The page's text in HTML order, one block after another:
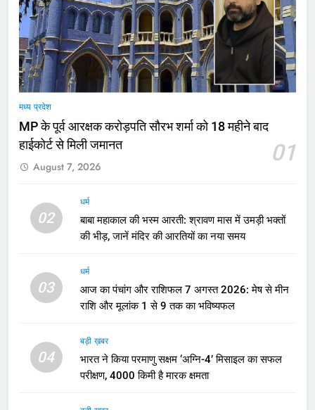
मध्य प्रदेश
MP के पूर्व आरक्षक करोड़पति सौरभ शर्मा को 18 महीने बाद
हाईकोर्ट से मिली जमानत
01
August 7, 2026
02
धर्म
बाबा महाकाल की भस्म आरती: श्रावण मास में उमड़ी भक्तों
की भीड़, जानें मंदिर की आरतियों का नया समय
03
धर्म
आज का पंचांग और राशिफल 7 अगस्त 2026: मेष से मीन
राशि और मूलांक 1 से 9 तक का भविष्यफल
04
बड़ी ख़बर
भारत ने किया परमाणु सक्षम ‘अग्नि-4’ मिसाइल का सफल
परीक्षण, 4000 किमी है मारक क्षमता